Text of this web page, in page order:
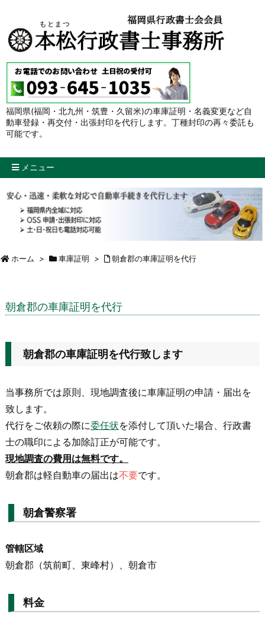
福岡県(福岡・北九州・筑豊・久留米)の車庫証明・名義変更など自
動車登録・再交付・出張封印を代行します。丁種封印の再々委託も
可能です。
メニュー
ホーム > 車庫証明 > 朝倉郡の車庫証明を代行
朝倉郡の車庫証明を代行
朝倉郡の車庫証明を代行致します
当事務所では原則、現地調査後に車庫証明の申請・届出を
致します。
代行をご依頼の際に委任状を添付して頂いた場合、行政書
士の職印による加除訂正が可能です。
現地調査の費用は無料です。
朝倉郡は軽自動車の届出は不要です。
朝倉警察署
管轄区域
朝倉郡（筑前町、東峰村）、朝倉市
料金